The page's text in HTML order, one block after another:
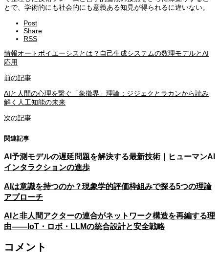
とで、学術的にも社会的にも意義ある知見が得られるに違いない。
Post
Share
RSS
情報オートポイエーシスとは？自己生成システムの数理モデルとAI
応用
前の記事
AIと人間の心理を繋ぐ「象徴界」理論：ジジェクとラカンから読み
解く人工知能の未来
次の記事
関連記事
AI予測モデルの遅延問題を解決する最新技術｜ヒューマンAI
インタラクションの進歩
AIは意識を持つのか？現象学的評価枠組みで探る5つの理論
アプローチ
AIと非人間アクターの連合がネットワーク構造を再編する理
由——IoT・ロボ・LLMの統合設計と安全戦略
コメント